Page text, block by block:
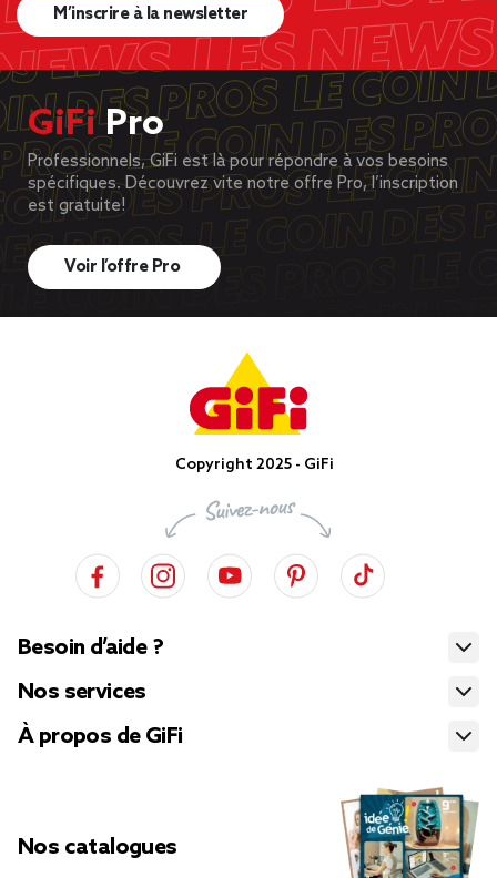
M’inscrire à la newsletter
GiFiPro
Professionnels, GiFi est là pour répondre à vos besoins
spécifiques. Découvrez vite notre offre Pro, l’inscription
est gratuite!
Voir l’offre Pro
Copyright 2025 - GiFi
Besoin d’aide ?
Nos services
À propos de GiFi
Nos catalogues